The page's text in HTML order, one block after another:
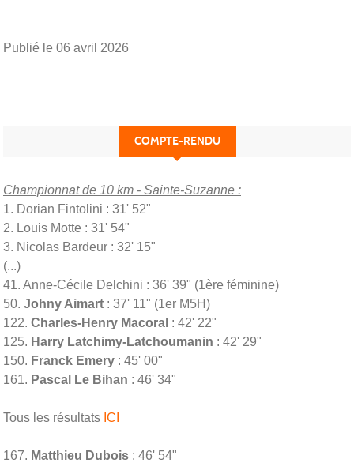
Publié le 06 avril 2026
COMPTE-RENDU
Championnatde 10 km - Sainte-Suzanne :
1. Dorian Fintolini : 31' 52"
2. Louis Motte : 31' 54"
3. Nicolas Bardeur : 32' 15"
(...)
41. Anne-Cécile Delchini : 36' 39" (1ère féminine)
50. Johny Aimart : 37' 11" (1er M5H)
122. Charles-Henry Macoral : 42' 22"
125. Harry Latchimy-Latchoumanin : 42' 29"
150. Franck Emery : 45' 00"
161. Pascal Le Bihan : 46' 34"
Tous les résultats ICI
167. Matthieu Dubois : 46' 54"